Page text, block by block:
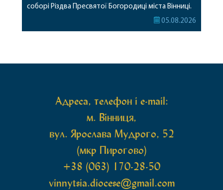
соборі Різдва Пресвятої Богородиці міста Вінниці.
Його Високопреосвященству співслужили05.08.2026
Адреса, телефон і e-mail:
м. Вінниця,
вул. Ярослава Мудрого, 52
(мкр Пирогово)
+38 (063) 170-28-50
vinnytsia.diocese@gmail.com